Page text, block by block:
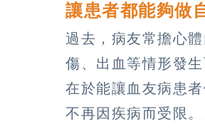
讓患者都能夠做
過去，病友常擔心
傷、出血等情形發
在於能讓血友病患
不再因疾病而受限